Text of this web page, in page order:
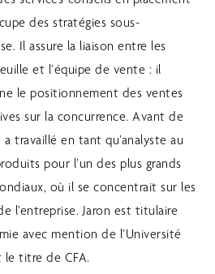
des stratégies sous-
Il assure la liaison entre les
et l’équipe de vente : il
le positionnement des ventes
sur la concurrence. Avant de
travaillé en tant qu’analyste au
pour l’un des plus grands
où il se concentrait sur les
l’entreprise. Jaron est titulaire
avec mention de l’Université
titre de CFA.